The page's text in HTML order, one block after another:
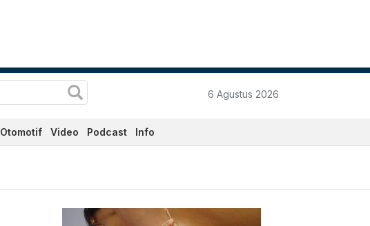
6 Agustus 2026
Otomotif Video Podcast Info